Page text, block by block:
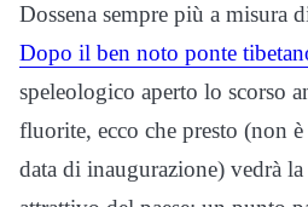
Dossena sempre più a misura
Dopo il ben noto ponte
speleologico aperto lo scorso
fluorite, ecco che presto (non
data di inaugurazione) vedrà